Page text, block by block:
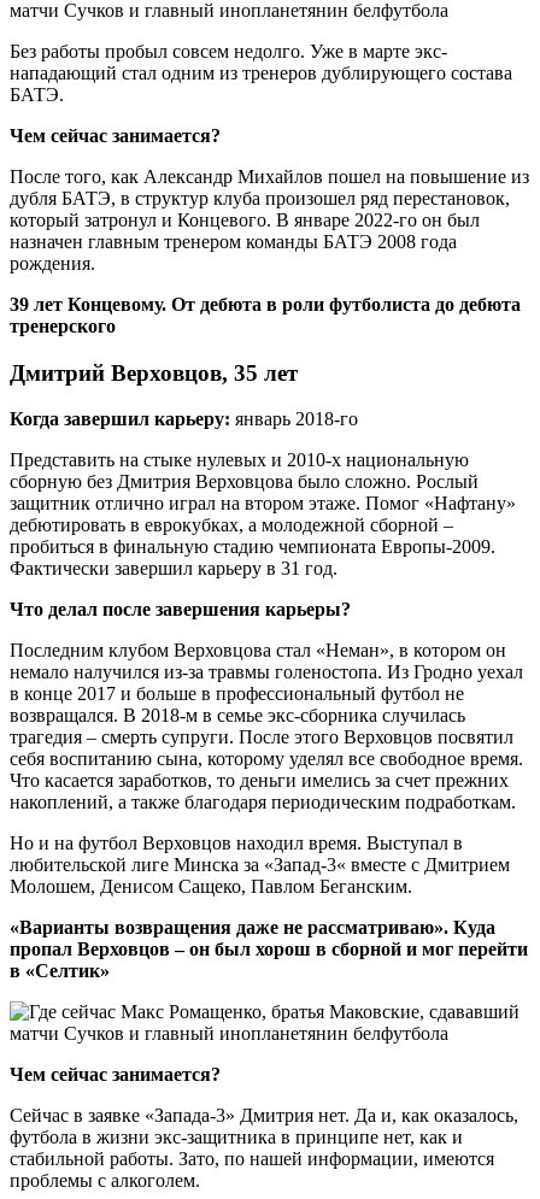
Без работы пробыл совсем недолго. Уже в марте экс-
нападающий стал одним из тренеров дублирующего состава
БАТЭ.
Чем сейчас занимается?
После того, как Александр Михайлов пошел на повышение из
дубля БАТЭ, в структур клуба произошел ряд перестановок,
который затронул и Концевого. В январе 2022-го он был
назначен главным тренером команды БАТЭ 2008 года
рождения.
39 лет Концевому. От дебюта в роли футболиста до дебюта
тренерского
Дмитрий Верховцов, 35 лет
Когда завершил карьеру: январь 2018-го
Представить на стыке нулевых и 2010-х национальную
сборную без Дмитрия Верховцова было сложно. Рослый
защитник отлично играл на втором этаже. Помог «Нафтану»
дебютировать в еврокубках, а молодежной сборной –
пробиться в финальную стадию чемпионата Европы-2009.
Фактически завершил карьеру в 31 год.
Что делал после завершения карьеры?
Последним клубом Верховцова стал «Неман», в котором он
немало налучился из-за травмы голеностопа. Из Гродно уехал
в конце 2017 и больше в профессиональный футбол не
возвращался. В 2018-м в семье экс-сборника случилась
трагедия – смерть супруги. После этого Верховцов посвятил
себя воспитанию сына, которому уделял все свободное время.
Что касается заработков, то деньги имелись за счет прежних
накоплений, а также благодаря периодическим подработкам.
Но и на футбол Верховцов находил время. Выступал в
любительской лиге Минска за «Запад-3« вместе с Дмитрием
Молошем, Денисом Сащеко, Павлом Беганским.
«Варианты возвращения даже не рассматриваю». Куда
пропал Верховцов – он был хорош в сборной и мог перейти
в «Селтик»
Чем сейчас занимается?
Сейчас в заявке «Запада-3» Дмитрия нет. Да и, как оказалось,
футбола в жизни экс-защитника в принципе нет, как и
стабильной работы. Зато, по нашей информации, имеются
проблемы с алкоголем.